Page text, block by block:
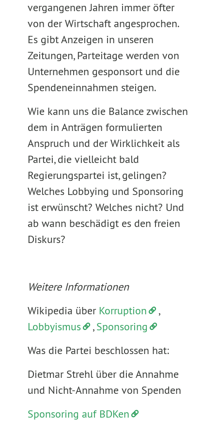
vergangenen Jahren immer öfter
von der Wirtschaft angesprochen.
Es gibt Anzeigen in unseren
Zeitungen, Parteitage werden von
Unternehmen gesponsort und die
Spendeneinnahmen steigen.
Wie kann uns die Balance zwischen
dem in Anträgen formulierten
Anspruch und der Wirklichkeit als
Partei, die vielleicht bald
Regierungspartei ist, gelingen?
Welches Lobbying und Sponsoring
ist erwünscht? Welches nicht? Und
ab wann beschädigt es den freien
Diskurs?
Weitere Informationen
Wikipedia über Korruption
,
Lobbyismus
,Sponsoring
Was die Partei beschlossen hat:
Dietmar Strehl über die Annahme
und Nicht-Annahme von Spenden
Sponsoring auf BDKen